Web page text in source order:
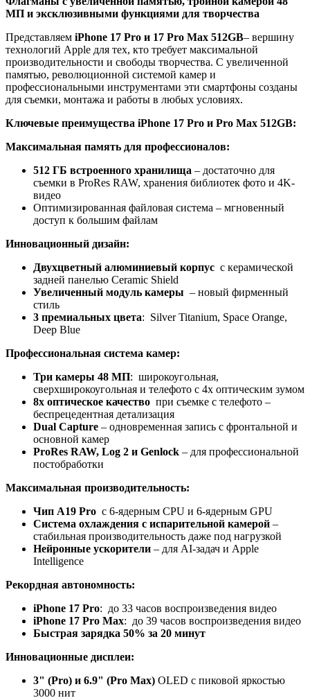
МП и эксклюзивными функциями для творчества
Представляем iPhone 17 Pro и 17 Pro Max 512GB– вершину
технологий Apple для тех, кто требует максимальной
производительности и свободы творчества. С увеличенной
памятью, революционной системой камер и
профессиональными инструментами эти смартфоны созданы
для съемки, монтажа и работы в любых условиях.
Ключевые преимущества iPhone 17 Pro и Pro Max 512GB:
Максимальная память для профессионалов:
512 ГБ встроенного хранилища – достаточно для
съемки в ProRes RAW, хранения библиотек фото и 4K-
видео
Оптимизированная файловая система – мгновенный
доступ к большим файлам
Инновационный дизайн:
Двухцветный алюминиевый корпус с керамической
задней панелью Ceramic Shield
Увеличенный модуль камеры – новый фирменный
стиль
3 премиальных цвета: Silver Titanium, Space Orange,
Deep Blue
Профессиональная система камер:
Три камеры 48 МП: широкоугольная,
сверхширокоугольная и телефото с 4x оптическим зумом
8x оптическое качество при съемке с телефото –
беспрецедентная детализация
Dual Capture – одновременная запись с фронтальной и
основной камер
ProRes RAW, Log 2 и Genlock – для профессиональной
постобработки
Максимальная производительность:
Чип A19 Pro с 6-ядерным CPU и 6-ядерным GPU
Система охлаждения с испарительной камерой –
стабильная производительность даже под нагрузкой
Нейронные ускорители – для AI-задач и Apple
Intelligence
Рекордная автономность:
iPhone 17 Pro: до 33 часов воспроизведения видео
iPhone 17 Pro Max: до 39 часов воспроизведения видео
Быстрая зарядка 50% за 20 минут
Инновационные дисплеи:
3" (Pro) и 6.9" (Pro Max) OLED с пиковой яркостью
3000 нит